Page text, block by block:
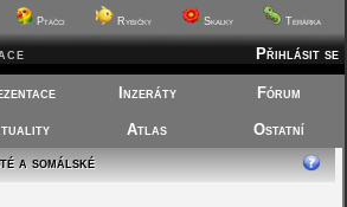
Ptáčci Rybičky Skalky Terárka
Přihlásit se
Inzeráty Fórum
Atlas
Ostatní
a somálské